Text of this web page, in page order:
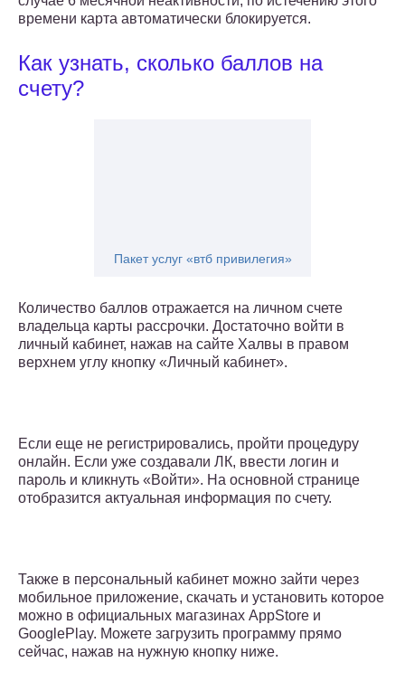
времени карта автоматически блокируется.
Как узнать, сколько баллов на
счету?
Пакет услуг «втб привилегия»
Количество баллов отражается на личном счете
владельца карты рассрочки. Достаточно войти в
личный кабинет, нажав на сайте Халвы в правом
верхнем углу кнопку «Личный кабинет».
Если еще не регистрировались, пройти процедуру
онлайн. Если уже создавали ЛК, ввести логин и
пароль и кликнуть «Войти». На основной странице
отобразится актуальная информация по счету.
Также в персональный кабинет можно зайти через
мобильное приложение, скачать и установить которое
можно в официальных магазинах AppStore и
GooglePlay. Можете загрузить программу прямо
сейчас, нажав на нужную кнопку ниже.